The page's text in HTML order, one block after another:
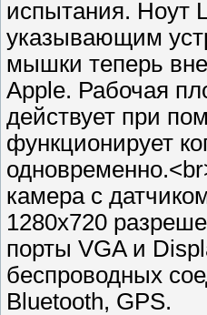
испытания. Ноут
указывающим
мышки теперь
Apple. Рабочая
действует при
функционирует
камера с
1280x720
порты VGA и
беспроводных
Bluetooth, GPS.